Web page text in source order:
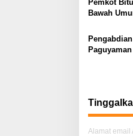
Pemkot
Bawah
Alamat email